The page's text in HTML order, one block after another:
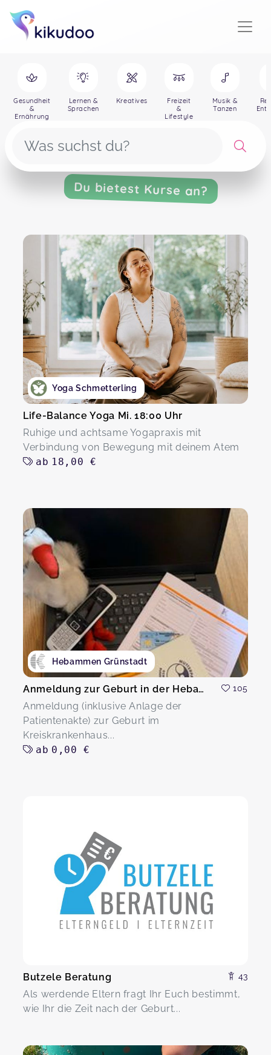
Gesundheit
&
Ernährung
Lernen &
Sprachen
Kreatives
Freizeit
&
Lifestyle
Musik &
Tanzen
Du bietest Kurse an?
Yoga Schmetterling
Life-Balance Yoga Mi. 18:00 Uhr
Ruhige und achtsame Yogapraxis mit
Verbindung von Bewegung mit deinem Atem
ab 18,00 €
Hebammen Grünstadt
Anmeldung zur Geburt in der Hebammensprechstunde 105
Anmeldung (inklusive Anlage der
Patientenakte) zur Geburt im
Kreiskrankenhaus...
ab 0,00 €
Butzele Beratung 43
Als werdende Eltern fragt Ihr Euch bestimmt,
wie Ihr die Zeit nach der Geburt...